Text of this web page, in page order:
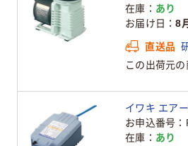
在庫
あり
お届け日
8
直送品
この出荷元の
イワキ エア
お申込番号
在庫
あり